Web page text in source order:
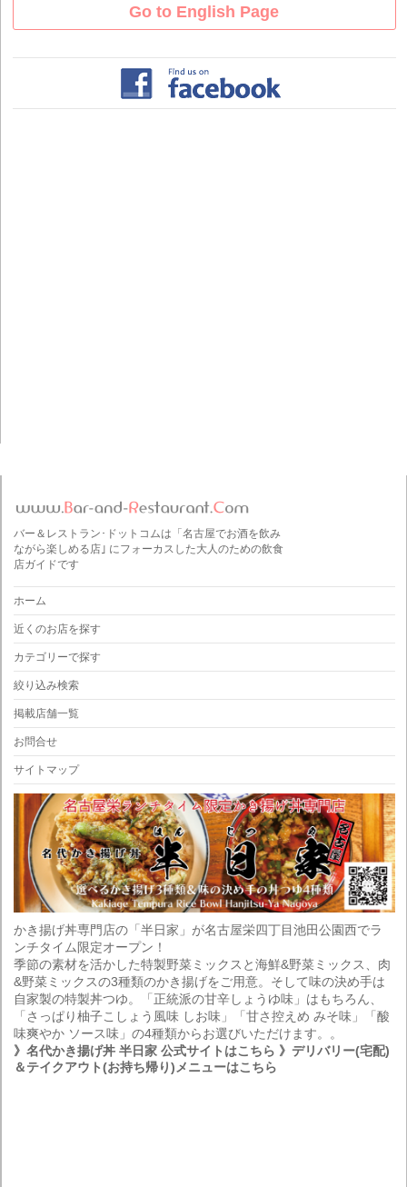
Go to English Page
バー＆レストラン･ドットコムは「名古屋でお酒を飲み
ながら楽しめる店｣ にフォーカスした大人のための飲食
店ガイドです
ホーム
近くのお店を探す
カテゴリーで探す
絞り込み検索
掲載店舗一覧
お問合せ
サイトマップ
かき揚げ丼専門店の「半日家」が名古屋栄四丁目池田公園西でラ
ンチタイム限定オープン！
季節の素材を活かした特製野菜ミックスと海鮮&野菜ミックス、肉
&野菜ミックスの3種類のかき揚げをご用意。そして味の決め手は
自家製の特製丼つゆ。「正統派の甘辛しょうゆ味」はもちろん、
「さっぱり柚子こしょう風味 しお味」「甘さ控えめ みそ味」「酸
味爽やか ソース味」の4種類からお選びいただけます。。
》名代かき揚げ丼 半日家 公式サイトはこちら 》デリバリー(宅配)
＆テイクアウト(お持ち帰り)メニューはこちら